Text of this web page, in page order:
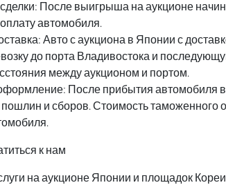
После выигрыша на аукционе
автомобиля.
Авто с аукциона в Японии с
до порта Владивостока и
между аукционом и портом.
После прибытия автомобиля
и сборов. Стоимость таможенного
к нам
на аукционе Японии и площадок